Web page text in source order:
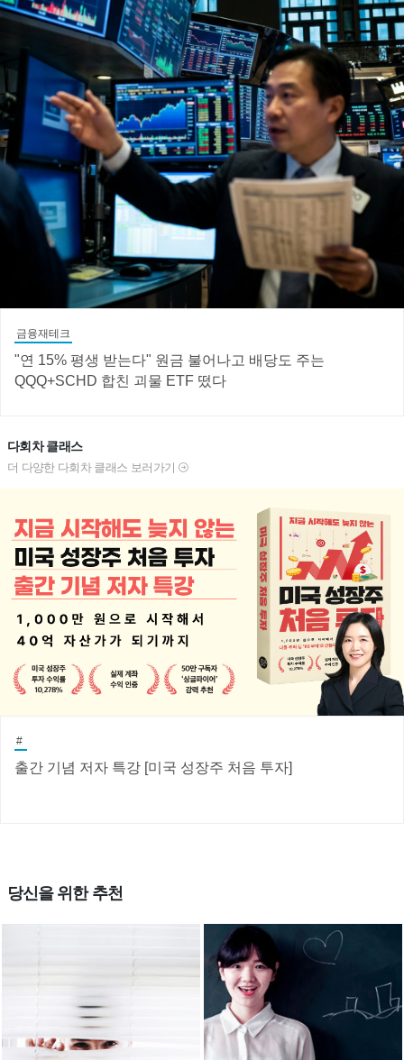
금융재테크
"연 15% 평생 받는다" 원금 불어나고 배당도 주는
QQQ+SCHD 합친 괴물 ETF 떴다
다회차 클래스
더 다양한 다회차 클래스 보러가기
#
출간 기념 저자 특강 [미국 성장주 처음 투자]
당신을 위한 추천